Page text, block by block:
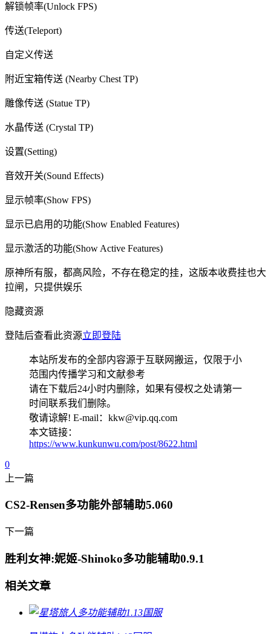
解锁帧率(Unlock FPS)
传送(Teleport)
自定义传送
附近宝箱传送 (Nearby Chest TP)
雕像传送 (Statue TP)
水晶传送 (Crystal TP)
设置(Setting)
音效开关(Sound Effects)
显示帧率(Show FPS)
显示已启用的功能(Show Enabled Features)
显示激活的功能(Show Active Features)
原神所有服，都高风险，不存在稳定的挂，这版本收费挂也大
拉闸，只提供娱乐
隐藏资源
登陆后查看此资源立即登陆
本站所发布的全部内容源于互联网搬运，仅限于小
范围内传播学习和文献参考
请在下载后24小时内删除，如果有侵权之处请第一
时间联系我们删除。
敬请谅解! E-mail：kkw@vip.qq.com
本文链接：
https://www.kunkunwu.com/post/8622.html
0
上一篇
CS2-Rensen多功能外部辅助5.060
下一篇
胜利女神:妮姬-Shinoko多功能辅助0.9.1
相关文章